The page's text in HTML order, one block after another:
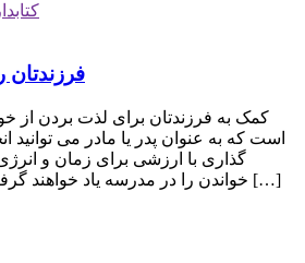
فرزندتان
است که به عنوان پدر یا مادر می توانید
گذاری با ارزشی برای زمان و
خواندن را در مدرسه یاد خواهند گرفت، اما معمولاً آن خواندن […]